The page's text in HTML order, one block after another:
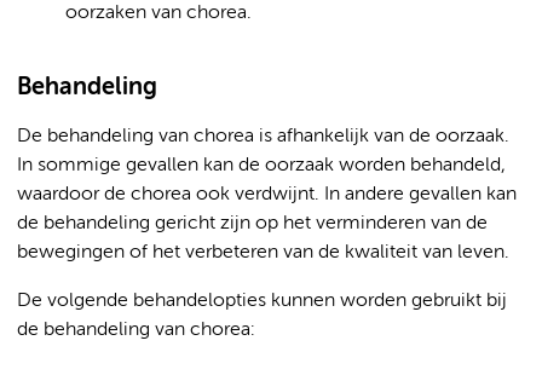
oorzaken van chorea.
Behandeling
De behandeling van chorea is afhankelijk van de oorzaak.
In sommige gevallen kan de oorzaak worden behandeld,
waardoor de chorea ook verdwijnt. In andere gevallen kan
de behandeling gericht zijn op het verminderen van de
bewegingen of het verbeteren van de kwaliteit van leven.
De volgende behandelopties kunnen worden gebruikt bij
de behandeling van chorea: